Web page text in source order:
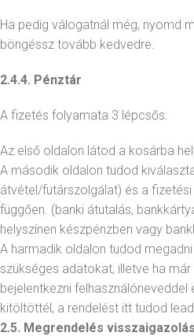
Ha pedig válogatnál még, nyomd
böngéssz tovább kedvedre.
2.4.4. Pénztár
A fizetés folyamata 3 lépcsős.
Az első oldalon látod a kosárba
A második oldalon tudod
átvétel/futárszolgálat) és a
függően. (banki átutalás,
helyszínen készpénzben vagy
A harmadik oldalon tudod
szükséges adatokat, illetve ha
bejelentkezni felhasználóneveddel
kitöltöttél, a rendelést itt tudod
2.5. Megrendelés visszaigazolás